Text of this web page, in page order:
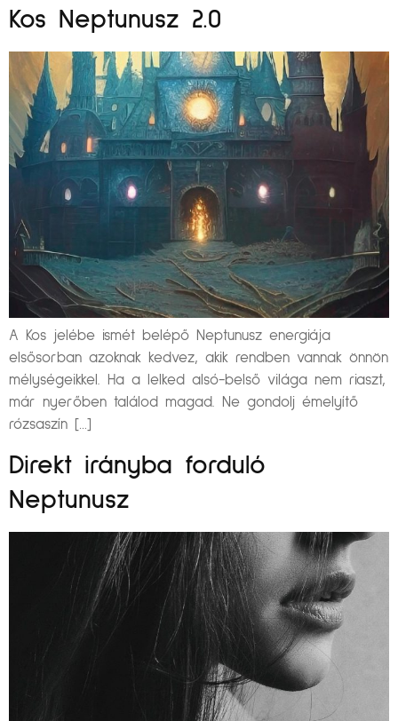
Kos Neptunusz 2.0
A Kos jelébe ismét belépő Neptunusz energiája
elsősorban azoknak kedvez, akik rendben vannak önnön
mélységeikkel. Ha a lelked alsó-belső világa nem riaszt,
már nyerőben találod magad. Ne gondolj émelyítő
rózsaszín […]
Direkt irányba forduló
Neptunusz